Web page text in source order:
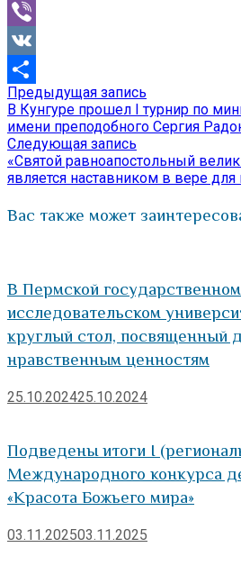
Mail.Ru
Viber
VK
Отправить
Навигация
по
записям
Предыдущая запись
запись:
В Кунгуре прошел I турнир по
имени преподобного Сергия
Следующая запись
запись:
«Святой равноапостольный
является наставником в вере для
Вас также может
В Пермской
исследовательском
круглый стол, посвященный
нравственным ценностям
25.10.202425.10.2024
Подведены итоги I
Международного конкурса
«Красота Божьего мира»
03.11.202503.11.2025